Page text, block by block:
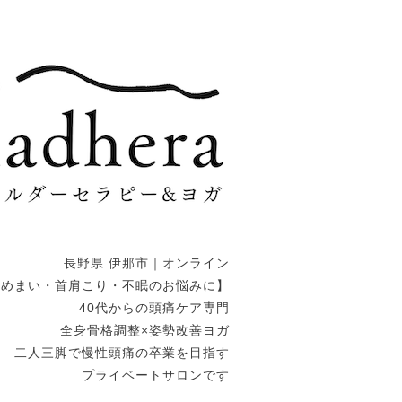
長野県 伊那市｜オンライン
まい・首肩こり・不眠のお悩みに】
40代からの頭痛ケア専門
全身骨格調整×姿勢改善ヨガ
二人三脚で慢性頭痛の卒業を目指す
プライベートサロンです